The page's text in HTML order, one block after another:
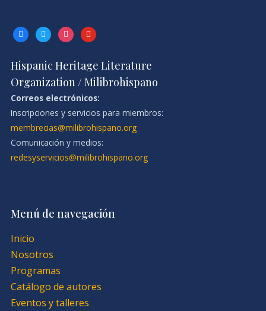
facebooktwitterinstagramyoutube
Hispanic Heritage Literature
Organization / Milibrohispano
Correos electrónicos:
Inscripciones y servicios para miembros:
membrecias@milibrohispano.org
Comunicación y medios:
redesyservicios@milibrohispano.org
Menú de navegación
Inicio
Nosotros
Programas
Catálogo de autores
Eventos y talleres